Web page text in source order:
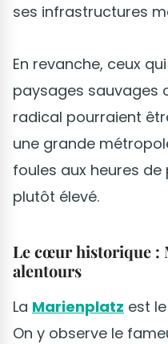
ses infrastructures
En revanche, ceux
paysages sauvages
radical pourraient
une grande
foules aux heures
plutôt élevé.
Le cœur historique :
alentours
La Marienplatz est
On y observe le